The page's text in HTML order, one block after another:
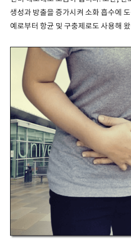
생성과 방출을 증가시켜 소화 흡수에
예로부터 항균 및 구충제로도 사용해